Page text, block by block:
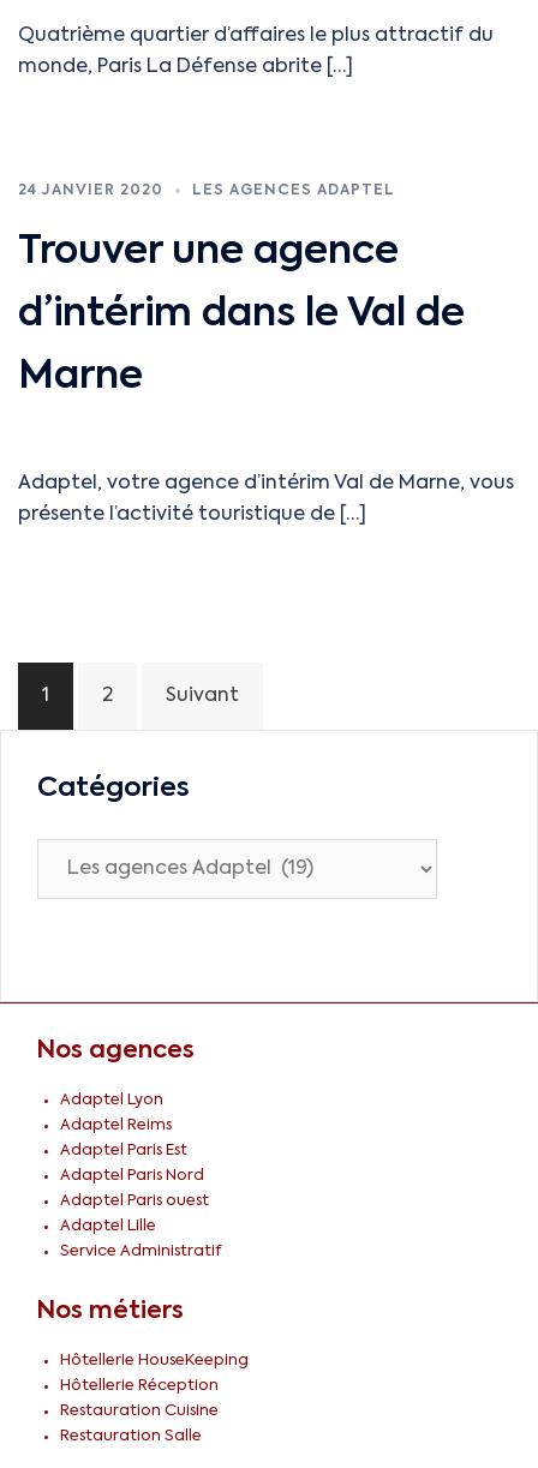
Quatrième quartier d’affaires le plus attractif du
monde, Paris La Défense abrite […]
24 JANVIER 2020 LES AGENCES ADAPTEL
Trouver une agence
d’intérim dans le Val de
Marne
Adaptel, votre agence d’intérim Val de Marne, vous
présente l’activité touristique de […]
1 2 Suivant
Catégories
Nos agences
Adaptel Lyon
Adaptel Reims
Adaptel Paris Est
Adaptel Paris Nord
Adaptel Paris ouest
Adaptel Lille
Service Administratif
Nos métiers
Hôtellerie HouseKeeping
Hôtellerie Réception
Restauration Cuisine
Restauration Salle